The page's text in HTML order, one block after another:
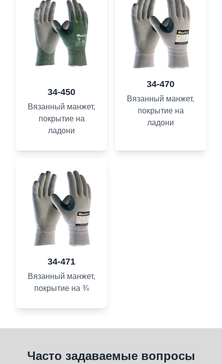
34-450
Вязанный манжет,
покрытие на
ладони
34-470
Вязанный манжет,
покрытие на
ладони
34-471
Вязанный манжет,
покрытие на ¾
Часто задаваемые вопросы